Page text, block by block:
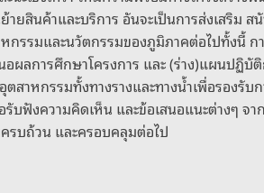
ยสินค้าและบริการ อันจะเป็นการส่งเสริม
กรรมและนวัตกรรมของภูมิภาคต่อไปทั้งนี้ ก
อผลการศึกษาโครงการ และ (ร่าง)แผนปฏิ
ตสาหกรรมทั้งทางรางและทางน้ำเพื่อรอง
บฟังความคิดเห็น และข้อเสนอแนะต่างๆ จา
บถ้วน และครอบคลุมต่อไป